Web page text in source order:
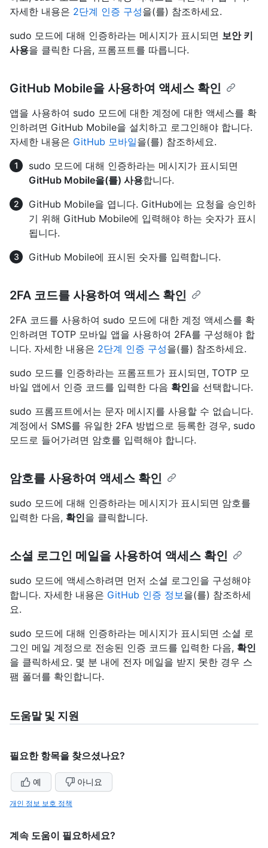
자세한 내용은 2단계 인증 구성을(를) 참조하세요.
sudo 모드에 대해 인증하라는 메시지가 표시되면 보안 키
사용을 클릭한 다음, 프롬프트를 따릅니다.
GitHub Mobile을 사용하여 액세스 확인
앱을 사용하여 sudo 모드에 대한 계정에 대한 액세스를 확
인하려면 GitHub Mobile을 설치하고 로그인해야 합니다.
자세한 내용은 GitHub 모바일을(를) 참조하세요.
sudo 모드에 대해 인증하라는 메시지가 표시되면
GitHub Mobile을(를) 사용합니다.
GitHub Mobile을 엽니다. GitHub에는 요청을 승인하
기 위해 GitHub Mobile에 입력해야 하는 숫자가 표시
됩니다.
GitHub Mobile에 표시된 숫자를 입력합니다.
2FA 코드를 사용하여 액세스 확인
2FA 코드를 사용하여 sudo 모드에 대한 계정 액세스를 확
인하려면 TOTP 모바일 앱을 사용하여 2FA를 구성해야 합
니다. 자세한 내용은 2단계 인증 구성을(를) 참조하세요.
sudo 모드를 인증하라는 프롬프트가 표시되면, TOTP 모
바일 앱에서 인증 코드를 입력한 다음 확인을 선택합니다.
sudo 프롬프트에서는 문자 메시지를 사용할 수 없습니다.
계정에서 SMS를 유일한 2FA 방법으로 등록한 경우, sudo
모드로 들어가려면 암호를 입력해야 합니다.
암호를 사용하여 액세스 확인
sudo 모드에 대해 인증하라는 메시지가 표시되면 암호를
입력한 다음, 확인을 클릭합니다.
소셜 로그인 메일을 사용하여 액세스 확인
sudo 모드에 액세스하려면 먼저 소셜 로그인을 구성해야
합니다. 자세한 내용은 GitHub 인증 정보을(를) 참조하세
요.
sudo 모드에 대해 인증하라는 메시지가 표시되면 소셜 로
그인 메일 계정으로 전송된 인증 코드를 입력한 다음, 확인
을 클릭하세요. 몇 분 내에 전자 메일을 받지 못한 경우 스
팸 폴더를 확인합니다.
도움말 및 지원
필요한 항목을 찾으셨나요?
예 아니요
개인 정보 보호 정책
계속 도움이 필요하세요?